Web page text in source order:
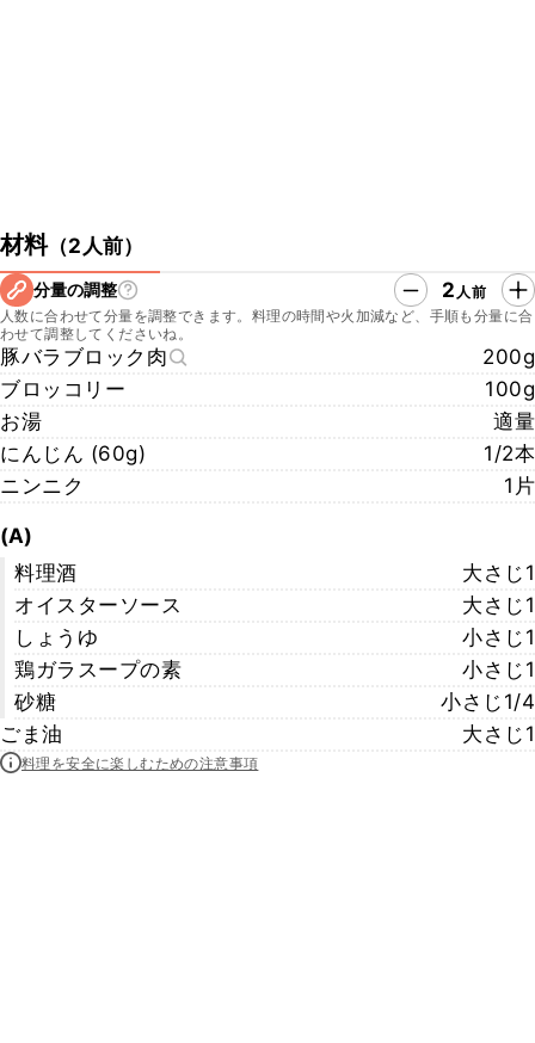
材料（2人前）
分量の調整 2 人前
人数に合わせて分量を調整できます。料理の時間や火加減など、手順も分量に合
わせて調整してくださいね。
豚バラブロック肉
200g
ブロッコリー
100g
お湯
適量
にんじん (60g)
1/2本
ニンニク
1片
(A)
料理酒
大さじ1
オイスターソース
大さじ1
しょうゆ
小さじ1
鶏ガラスープの素
小さじ1
砂糖
小さじ1/4
ごま油
大さじ1
料理を安全に楽しむための注意事項